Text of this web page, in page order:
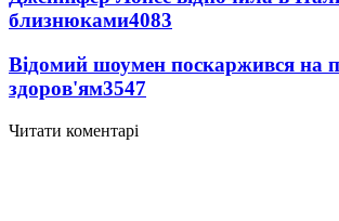
близнюками4083
Відомий шоумен поскаржився на
здоров'ям3547
Читати коментарі